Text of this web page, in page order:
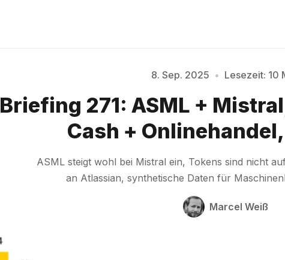
Bitte geben Sie mindestens 3
8. Sep. 2025 • Lesezeit: 10
Briefing 271: ASML +
Cash +
ASML steigt wohl bei Mistral ein, Tokens sind nicht
an Atlassian, synthetische Daten für
Marcel Weiß